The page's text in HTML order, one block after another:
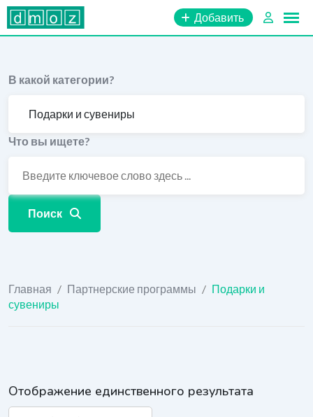
Перейти
содержимому
Добавить
В какой категории?
Что вы ищете?
Поиск
Главная / Партнерские программы / Подарки и
сувениры
Отображение единственного результата